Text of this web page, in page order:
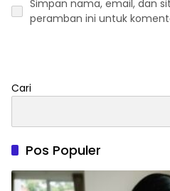
Simpan nama, email, dan
peramban ini untuk
Cari
Pos Populer